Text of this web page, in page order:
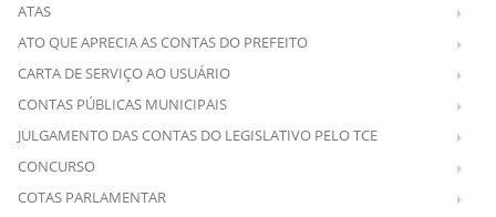
ATAS
ATO QUE APRECIA AS CONTAS DO PREFEITO
CARTA DE SERVIÇO AO USUÁRIO
CONTAS PÚBLICAS MUNICIPAIS
JULGAMENTO DAS CONTAS DO LEGISLATIVO PELO TCE
CONCURSO
COTAS PARLAMENTAR